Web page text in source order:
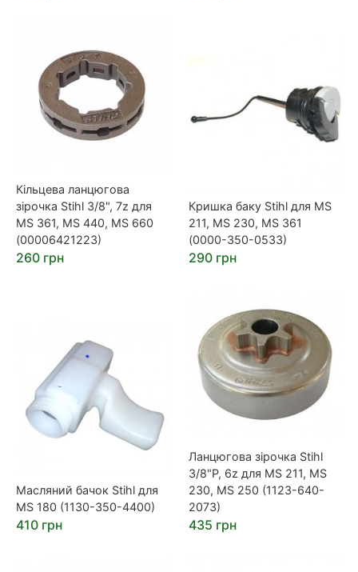
Кільцева ланцюгова
зірочка Stihl 3/8", 7z для
MS 361, MS 440, MS 660
(00006421223)
260 грн
Кришка баку Stihl для MS
211, MS 230, MS 361
(0000-350-0533)
290 грн
Масляний бачок Stihl для
MS 180 (1130-350-4400)
410 грн
Ланцюгова зірочка Stihl
3/8"P, 6z для MS 211, MS
230, MS 250 (1123-640-
2073)
435 грн